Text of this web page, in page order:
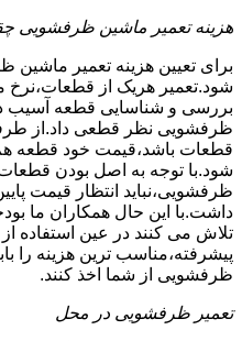
هزینه تعمیر ماشین ظرفشویی
برای تعیین هزینه تعمیر ماشین
شود.تعمیر هریک از
بررسی و شناسایی قطعه آسیب
ظرفشویی نظر قطعی داد.از
قطعات باشد،قیمت خود قطعه هم
شود.با توجه به اصل بودن
ظرفشویی،نباید انتظار قیمت
داشت.با این حال همکاران ما
تلاش می کنند در عین استفاده
پیشرفته،مناسب ترین هزینه را
ظرفشویی از شما اخذ کنند.
تعمیر ظرفشویی در محل